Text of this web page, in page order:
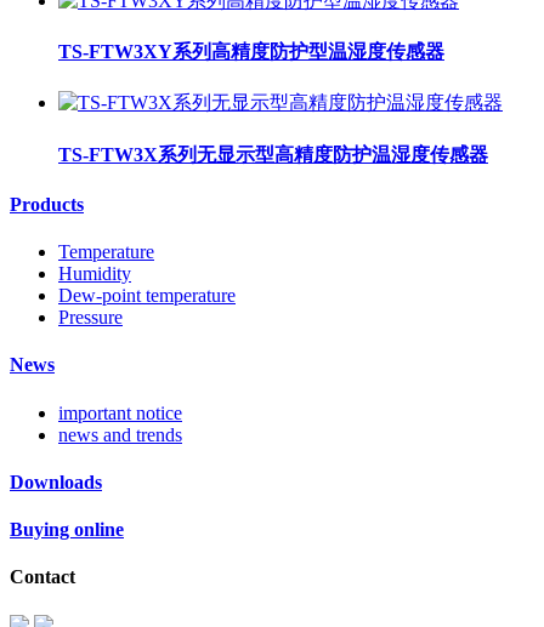
TS-FTW3XY系列高精度防护型温湿度传感器
TS-FTW3X系列无显示型高精度防护温湿度传感器
Products
Temperature
Humidity
Dew-point temperature
Pressure
News
important notice
news and trends
Downloads
Buying online
Contact